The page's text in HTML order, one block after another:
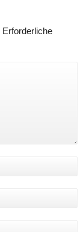
Erforderliche